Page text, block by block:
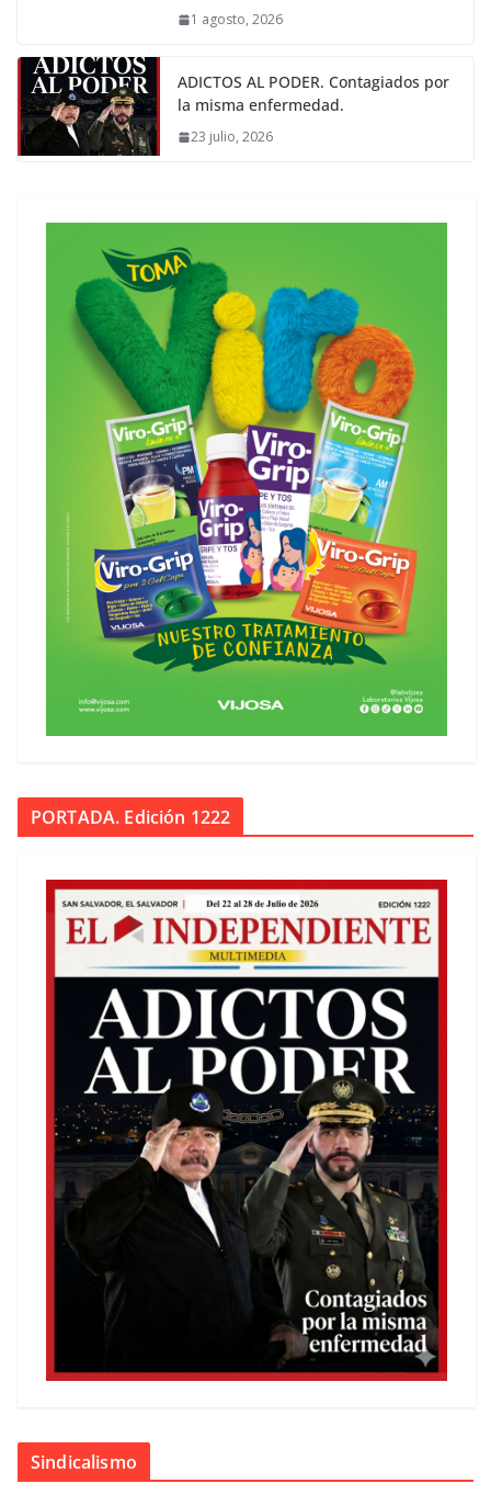
1 agosto, 2026
ADICTOS AL PODER. Contagiados por
la misma enfermedad.
23 julio, 2026
PORTADA. Edición 1222
Sindicalismo